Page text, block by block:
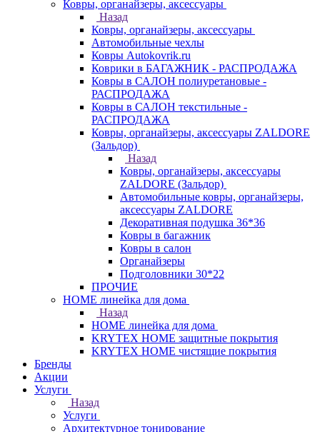
Ковры, органайзеры, аксессуары
Назад
Ковры, органайзеры, аксессуары
Автомобильные чехлы
Ковры Autokovrik.ru
Коврики в БАГАЖНИК - РАСПРОДАЖА
Ковры в САЛОН полиуретановые -
РАСПРОДАЖА
Ковры в САЛОН текстильные -
РАСПРОДАЖА
Ковры, органайзеры, аксессуары ZALDORE
(Зальдор)
Назад
Ковры, органайзеры, аксессуары
ZALDORE (Зальдор)
Автомобильные ковры, органайзеры,
аксессуары ZALDORE
Декоративная подушка 36*36
Ковры в багажник
Ковры в салон
Органайзеры
Подголовники 30*22
ПРОЧИЕ
HOME линейка для дома
Назад
HOME линейка для дома
KRYTEX HOME защитные покрытия
KRYTEX HOME чистящие покрытия
Бренды
Акции
Услуги
Назад
Услуги
Архитектурное тонирование